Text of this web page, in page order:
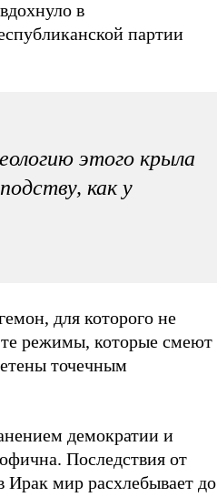
в
партии
этого крыла
как у
для которого не
те режимы, которые смеют
точечным
демократии и
Последствия от
Ирак мир расхлебывает до